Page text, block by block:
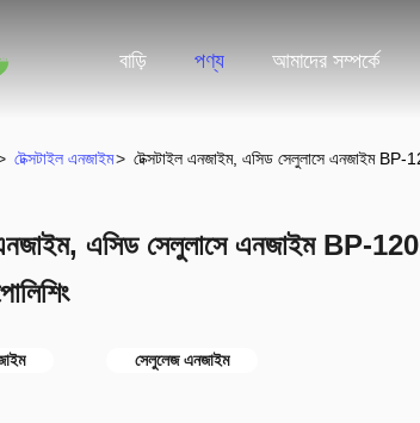
বাড়ি পণ্য আমাদের সম্পর্কে
টেক্সটাইল এনজাইম> টেক্সটাইল এনজাইম, এসিড সেলুলাসে এনজাইম BP-
এসিড সেলুলাসে এনজাইম BP-
সেলুলেজ এনজাইম